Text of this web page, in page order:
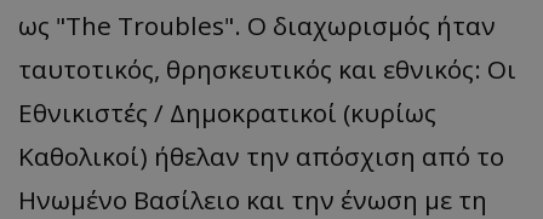
ως "The Troubles". Ο διαχωρισμός ήταν
ταυτοτικός, θρησκευτικός και εθνικός: Οι
Εθνικιστές / Δημοκρατικοί (κυρίως
Καθολικοί) ήθελαν την απόσχιση από το
Ηνωμένο Βασίλειο και την ένωση με τη